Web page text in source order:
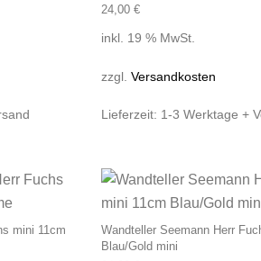
24,00 €
inkl. 19 % MwSt.
zzgl. Versandkosten
Lieferzeit: 1-3 Werktage +
mini 11cm
Wandteller Seemann Herr
Blau/Gold mini